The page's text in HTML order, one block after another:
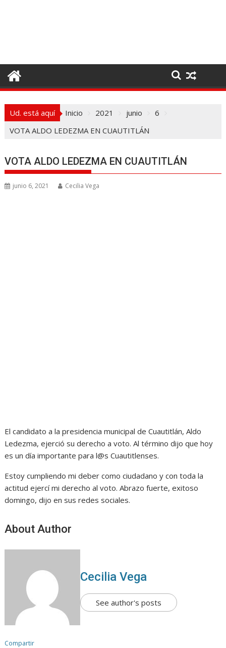
o
t
Ud. está aquí Inicio 2021 junio
6
VOTA ALDO LEDEZMA EN CUAUTITLÁN
VOTA ALDO LEDEZMA EN CUAUTITLÁN
junio 6, 2021 Cecilia Vega
El candidato a la presidencia municipal de Cuautitlán, Aldo
Ledezma, ejerció su derecho a voto. Al término dijo que hoy
es un día importante para l@s Cuautitlenses.
Estoy cumpliendo mi deber como ciudadano y con toda la
actitud ejercí mi derecho al voto. Abrazo fuerte, exitoso
domingo, dijo en sus redes sociales.
About Author
Cecilia Vega
See author's posts
Compartir